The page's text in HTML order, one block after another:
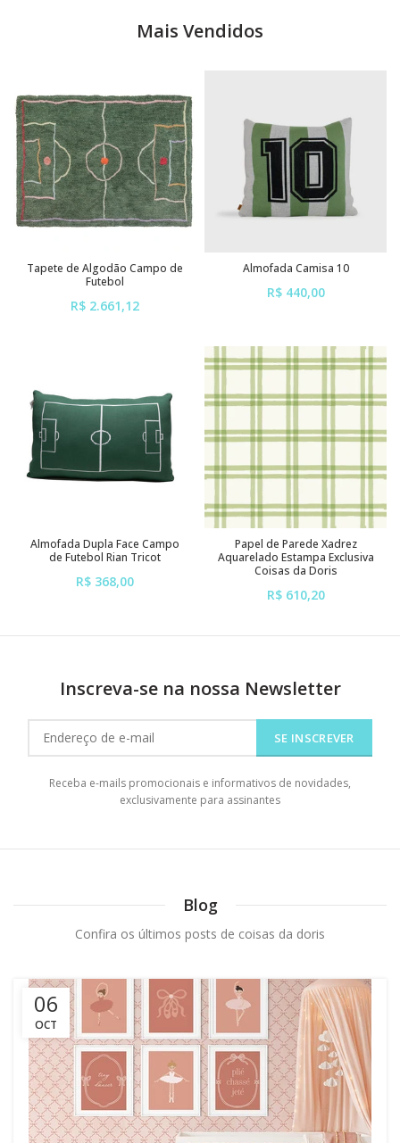
Mais Vendidos
Tapete de Algodão Campo de
Futebol
R$ 2.661,12
Almofada Camisa 10
R$ 440,00
sem juros
Almofada Dupla Face Campo
de Futebol Rian Tricot
R$ 368,00
sem juros
Papel de Parede Xadrez
Aquarelado Estampa Exclusiva
Coisas da Doris
R$ 610,20
Inscreva-se na nossa Newsletter
SE INSCREVER
Receba e-mails promocionais e informativos de novidades,
exclusivamente para assinantes
Blog
Confira os últimos posts de coisas da doris
06
OCT